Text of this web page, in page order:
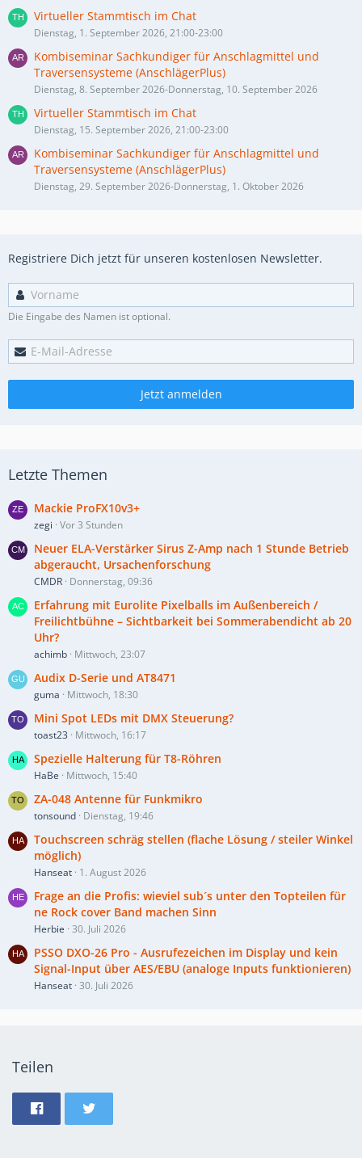
Virtueller Stammtisch im Chat
Dienstag, 1. September 2026, 21:00-23:00
Kombiseminar Sachkundiger für Anschlagmittel und
Traversensysteme (AnschlägerPlus)
Dienstag, 8. September 2026-Donnerstag, 10. September 2026
Virtueller Stammtisch im Chat
Dienstag, 15. September 2026, 21:00-23:00
Kombiseminar Sachkundiger für Anschlagmittel und
Traversensysteme (AnschlägerPlus)
Dienstag, 29. September 2026-Donnerstag, 1. Oktober 2026
Registriere Dich jetzt für unseren kostenlosen Newsletter.
Die Eingabe des Namen ist optional.
Jetzt anmelden
Letzte Themen
Mackie ProFX10v3+
zegi Vor 3 Stunden
Neuer ELA-Verstärker Sirus Z-Amp nach 1 Stunde Betrieb
abgeraucht, Ursachenforschung
CMDR Donnerstag, 09:36
Erfahrung mit Eurolite Pixelballs im Außenbereich /
Freilichtbühne – Sichtbarkeit bei Sommerabendicht ab 20
Uhr?
achimb Mittwoch, 23:07
Audix D-Serie und AT8471
guma Mittwoch, 18:30
Mini Spot LEDs mit DMX Steuerung?
toast23 Mittwoch, 16:17
Spezielle Halterung für T8-Röhren
HaBe Mittwoch, 15:40
ZA-048 Antenne für Funkmikro
tonsound Dienstag, 19:46
Touchscreen schräg stellen (flache Lösung / steiler Winkel
möglich)
Hanseat 1. August 2026
Frage an die Profis: wieviel sub´s unter den Topteilen für
ne Rock cover Band machen Sinn
Herbie 30. Juli 2026
PSSO DXO-26 Pro - Ausrufezeichen im Display und kein
Signal-Input über AES/EBU (analoge Inputs funktionieren)
Hanseat 30. Juli 2026
Teilen